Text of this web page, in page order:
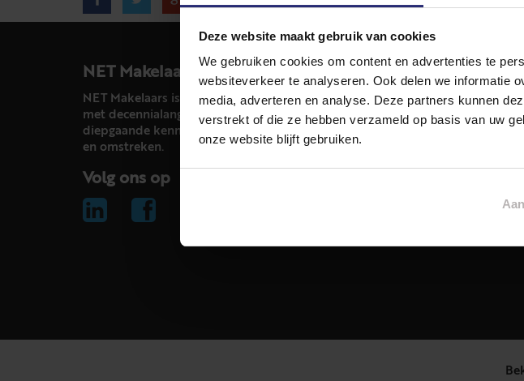
Deze website maakt gebruik van cookies
We gebruiken cookies om content en advertenties te
websiteverkeer te analyseren. Ook delen we informatie
media, adverteren en analyse. Deze partners kunnen
verstrekt of die ze hebben verzameld op basis van uw
onze website blijft gebruiken.
NET Makelaars
NET Makelaars is een modern makelaarskantoor
met decennialange ervaring in het vak en
diepgaande kennis van de huizenmarkt in Haarlem
en omstreken.
Volg ons op
Diensten
Hypotheekadvies
Taxatie